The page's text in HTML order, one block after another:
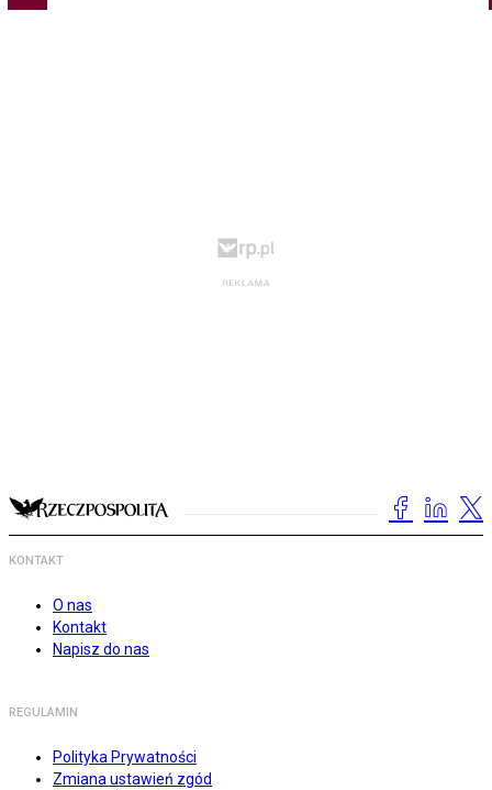
KONTAKT
O nas
Kontakt
Napisz do nas
REGULAMIN
Polityka Prywatności
Zmiana ustawień zgód